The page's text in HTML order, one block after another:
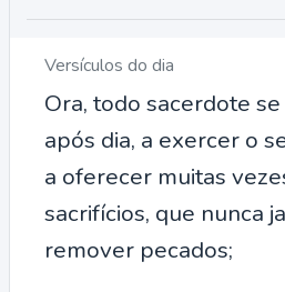
Versículos do dia
Ora, todo sacerdote
após dia, a exercer o
a oferecer muitas
sacrifícios, que nunca
remover pecados;